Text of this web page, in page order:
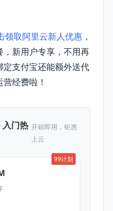
领取阿里云新人优惠 ，
，新用户专享，不用再
支付宝还能额外送代
经费啦！
入门热 开箱即用，钜惠
上云
99计划